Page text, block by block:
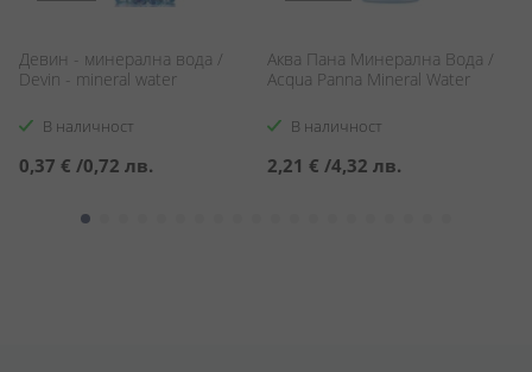
Девин - минерална вода /
Devin - mineral water
В наличност
0,37 € /0,72 лв.
Аква Пана Минерална Вода /
Acqua Panna Mineral Water
В наличност
2,21 € /4,32 лв.